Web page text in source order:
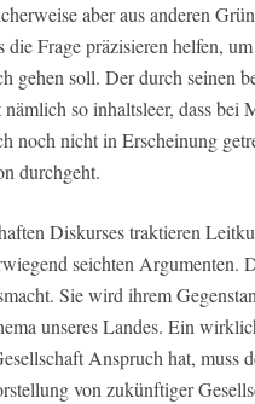
aber aus anderen
die Frage präzisieren helfen,
gehen soll. Der durch seinen
so inhaltsleer, dass bei
noch nicht in Erscheinung
durchgeht.
Diskurses traktieren
seichten Argumenten.
Sie wird ihrem
unseres Landes. Ein
Anspruch hat, muss
von zukünftiger